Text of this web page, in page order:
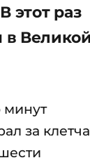
этот раз
в Великой
минут
за